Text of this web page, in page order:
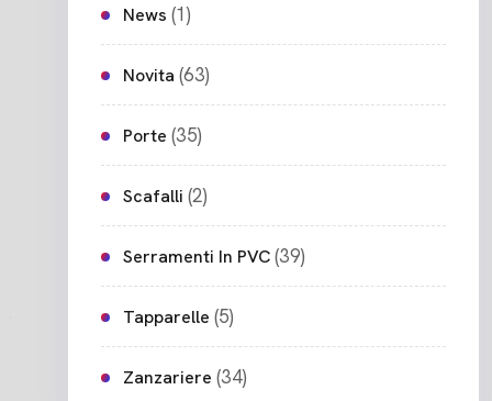
News (1)
Novita (63)
Porte (35)
Scafalli (2)
Serramenti In PVC(39)
Tapparelle (5)
Zanzariere (34)